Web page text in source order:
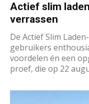
Actief slim
verrassen
De Actief Slim
gebruikers
voordelen én een
proef, die op 22